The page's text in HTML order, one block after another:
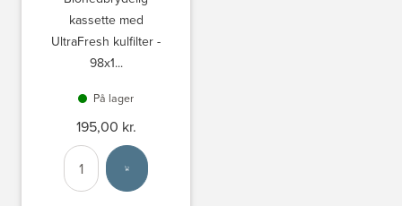
kassette med
UltraFresh kulfilter -
98x1...
På lager
195,00 kr.
Antal
Vælg enhed